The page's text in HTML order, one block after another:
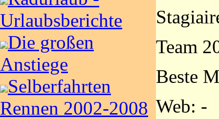
Urlaubsberichte
Die großen
Anstiege
Selberfahrten
Rennen 2002-2008
Team
Beste
Web: -